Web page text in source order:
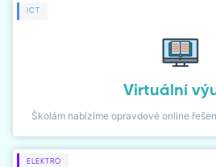
ICT
Virtuální
Školám nabízíme opravdové online
ELEKTRO